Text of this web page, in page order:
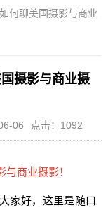
何聊美国摄影与商业
摄影与商业摄
06 点击：1092
家好，这里是随口